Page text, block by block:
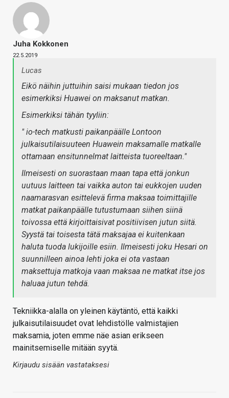
Juha Kokkonen
22.5.2019
Lucas
Eikö näihin juttuihin saisi mukaan tiedon jos
esimerkiksi Huawei on maksanut matkan.
Esimerkiksi tähän tyyliin:
" io-tech matkusti paikanpäälle Lontoon
julkaisutilaisuuteen Huawein maksamalle matkalle
ottamaan ensitunnelmat laitteista tuoreeltaan."
Ilmeisesti on suorastaan maan tapa että jonkun
uutuus laitteen tai vaikka auton tai eukkojen uuden
naamarasvan esittelevä firma maksaa toimittajille
matkat paikanpäälle tutustumaan siihen siinä
toivossa että kirjoittaisivat positiivisen jutun siitä.
Syystä tai toisesta tätä maksajaa ei kuitenkaan
haluta tuoda lukijoille esiin. Ilmeisesti joku Hesari on
suunnilleen ainoa lehti joka ei ota vastaan
maksettuja matkoja vaan maksaa ne matkat itse jos
haluaa jutun tehdä.
Tekniikka-alalla on yleinen käytäntö, että kaikki
julkaisutilaisuudet ovat lehdistölle valmistajien
maksamia, joten emme näe asian erikseen
mainitsemiselle mitään syytä.
Kirjaudu sisään vastataksesi